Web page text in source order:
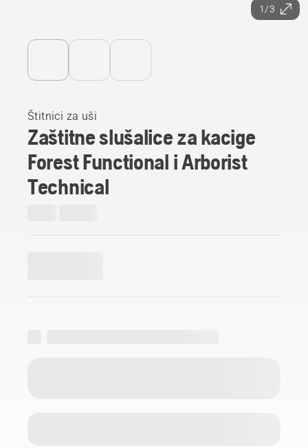
1/3
Štitnici za uši
Zaštitne slušalice za kacige
Forest Functional i Arborist
Technical